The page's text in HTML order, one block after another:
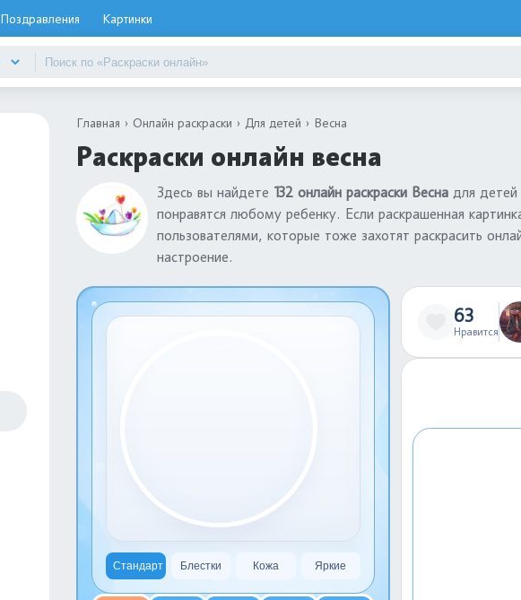
Поздравления Картинки
Главная Онлайн раскраски Для детей Весна
Раскраски онлайн весна
Здесь вы найдете 132 онлайн раскраски Весна для детей
понравятся любому ребенку. Если раскрашенная
пользователями, которые тоже захотят раскрасить
настроение.
Стандарт Блестки Кожа Яркие
63
Нравится